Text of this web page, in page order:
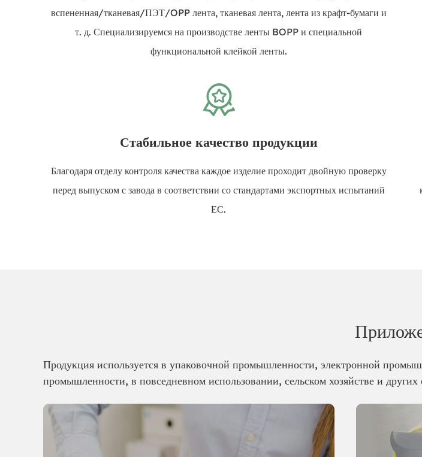
вспененная/тканевая/ПЭТ/OPP лента, тканевая лента, лента из крафт-бумаги и
т. д. Специализируемся на производстве ленты BOPP и специальной
функциональной клейкой ленты.
Стабильное качество продукции
Благодаря отделу контроля качества каждое изделие проходит двойную проверку
перед выпуском с завода в соответствии со стандартами экспортных испытаний
ЕС.
Продукция используется в упаковочной промышленности, электронной
промышленности, в повседневном использовании, сельском хозяйстве и других